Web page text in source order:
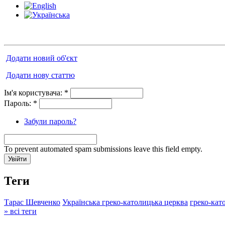
Додати новий об'єкт
Додати нову статтю
Ім'я користувача: *
Пароль: *
Забули пароль?
To prevent automated spam submissions leave this field empty.
Теги
Тарас Шевченко Українська греко-католицька церква греко-
» всі теги